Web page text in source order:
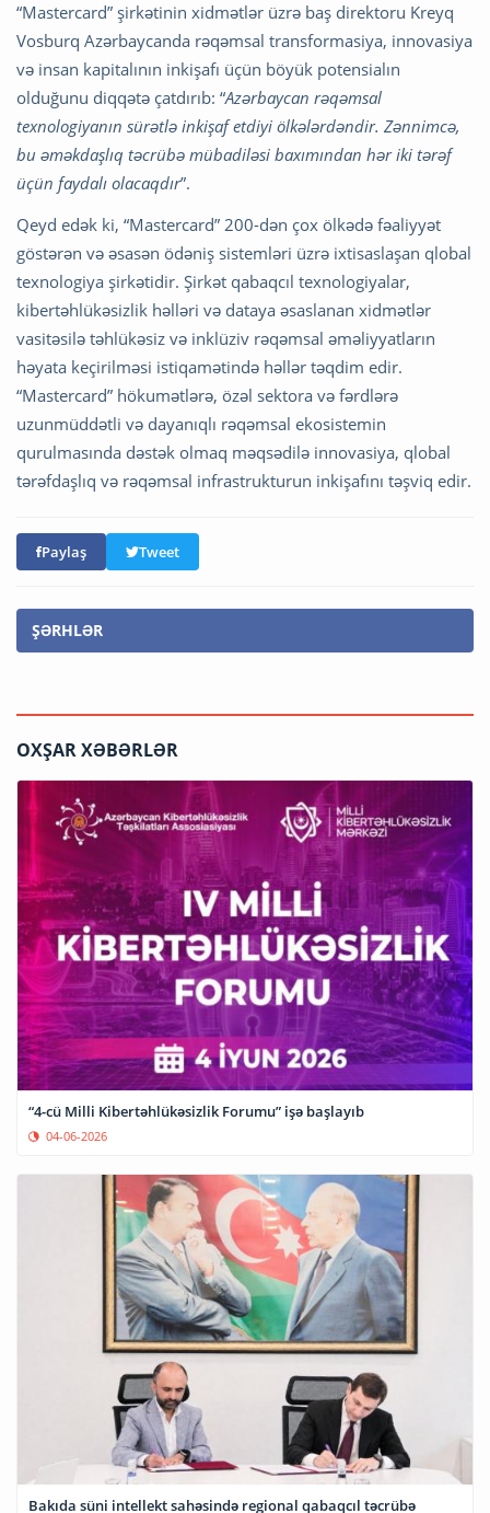
“Mastercard” şirkətinin xidmətlər üzrə baş direktoru Kreyq
Vosburq Azərbaycanda rəqəmsal transformasiya, innovasiya
və insan kapitalının inkişafı üçün böyük potensialın
olduğunu diqqətə çatdırıb: “Azərbaycan rəqəmsal
texnologiyanın sürətlə inkişaf etdiyi ölkələrdəndir. Zənnimcə,
bu əməkdaşlıq təcrübə mübadiləsi baxımından hər iki tərəf
üçün faydalı olacaqdır”.
Qeyd edək ki, “Mastercard” 200-dən çox ölkədə fəaliyyət
göstərən və əsasən ödəniş sistemləri üzrə ixtisaslaşan qlobal
texnologiya şirkətidir. Şirkət qabaqcıl texnologiyalar,
kibertəhlükəsizlik həlləri və dataya əsaslanan xidmətlər
vasitəsilə təhlükəsiz və inklüziv rəqəmsal əməliyyatların
həyata keçirilməsi istiqamətində həllər təqdim edir.
“Mastercard” hökumətlərə, özəl sektora və fərdlərə
uzunmüddətli və dayanıqlı rəqəmsal ekosistemin
qurulmasında dəstək olmaq məqsədilə innovasiya, qlobal
tərəfdaşlıq və rəqəmsal infrastrukturun inkişafını təşviq edir.
Paylaş Tweet
ŞƏRHLƏR
OXŞAR XƏBƏRLƏR
“4-cü Milli Kibertəhlükəsizlik Forumu” işə başlayıb
04-06-2026
Bakıda süni intellekt sahəsində regional qabaqcıl təcrübə